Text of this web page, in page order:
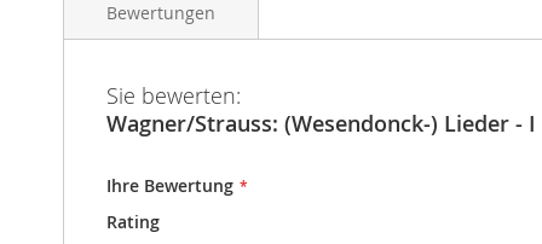
Bewertungen
Sie bewerten:
Wagner/Strauss: (Wesendonck-) Lieder - I
Ihre Bewertung
Rating